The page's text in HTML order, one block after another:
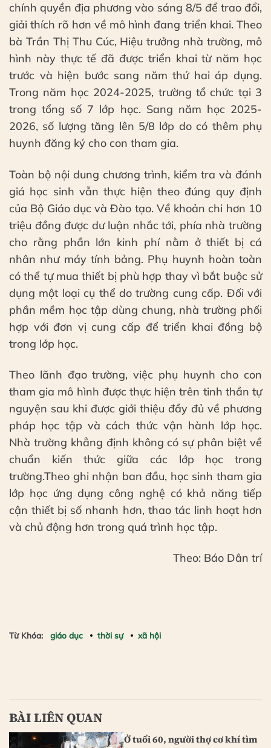
chính quyền địa phương vào sáng 8/5 để trao đổi,
giải thích rõ hơn về mô hình đang triển khai. Theo
bà Trần Thị Thu Cúc, Hiệu trưởng nhà trường, mô
hình này thực tế đã được triển khai từ năm học
trước và hiện bước sang năm thứ hai áp dụng.
Trong năm học 2024-2025, trường tổ chức tại 3
trong tổng số 7 lớp học. Sang năm học 2025-
2026, số lượng tăng lên 5/8 lớp do có thêm phụ
huynh đăng ký cho con tham gia.
Toàn bộ nội dung chương trình, kiểm tra và đánh
giá học sinh vẫn thực hiện theo đúng quy định
của Bộ Giáo dục và Đào tạo. Về khoản chi hơn 10
triệu đồng được dư luận nhắc tới, phía nhà trường
cho rằng phần lớn kinh phí nằm ở thiết bị cá
nhân như máy tính bảng. Phụ huynh hoàn toàn
có thể tự mua thiết bị phù hợp thay vì bắt buộc sử
dụng một loại cụ thể do trường cung cấp. Đối với
phần mềm học tập dùng chung, nhà trường phối
hợp với đơn vị cung cấp để triển khai đồng bộ
trong lớp học.
Theo lãnh đạo trường, việc phụ huynh cho con
tham gia mô hình được thực hiện trên tinh thần tự
nguyện sau khi được giới thiệu đầy đủ về phương
pháp học tập và cách thức vận hành lớp học.
Nhà trường khẳng định không có sự phân biệt về
chuẩn kiến thức giữa các lớp học trong
trường.Theo ghi nhận ban đầu, học sinh tham gia
lớp học ứng dụng công nghệ có khả năng tiếp
cận thiết bị số nhanh hơn, thao tác linh hoạt hơn
và chủ động hơn trong quá trình học tập.
Theo: Báo Dân trí
Từ Khóa: giáo dục thời sự xã hội
BÀI LIÊN QUAN
Ở tuổi 60, người thợ cơ khí tìm